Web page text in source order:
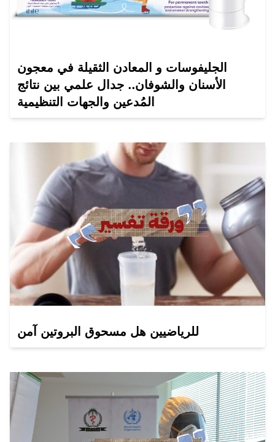
الجليفوسات و المعادن الثقيلة في معجون
الأسنان والشوفان.. جدال علمي بين نتائج
المُدعين والجهات التنظيمية
للرياضيين هل مسحوق البروتين آمن